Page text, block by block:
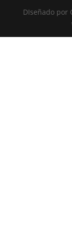
DIseñado por